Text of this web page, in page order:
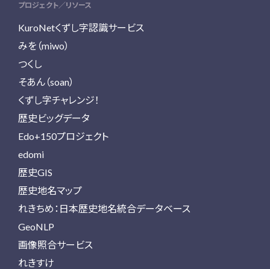
プロジェクト／リソース
KuroNetくずし字認識サービス
みを（miwo）
つくし
そあん（soan）
くずし字チャレンジ！
歴史ビッグデータ
Edo+150プロジェクト
edomi
歴史GIS
歴史地名マップ
れきちめ：日本歴史地名統合データベース
GeoNLP
画像照合サービス
れきすけ